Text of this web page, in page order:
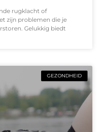
rugklacht of
zijn problemen die je
Gelukkig biedt
GEZONDHEID